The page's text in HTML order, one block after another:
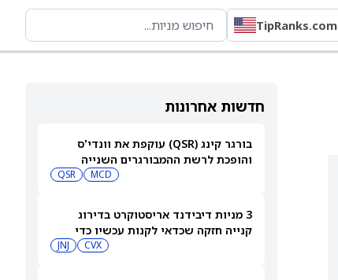
TipRanks.com
חדשות אחרונות
בורגר קינג (QSR) עוקפת את וונדי'ס
והופכת לרשת ההמבורגרים השנייה
MCD
QSR
3 מניות דיבידנד אריסטוקרט בדירוג
קנייה חזקה שכדאי לקנות עכשיו כדי
CVX
JNJ